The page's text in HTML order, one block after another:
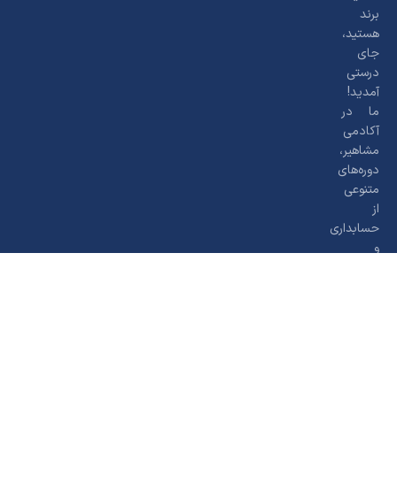
برند
هستید،
جای
درستی
آمدید!
ما در
آکادمی
مشاهیر،
دوره‌های
متنوعی
از
حسابداری
و